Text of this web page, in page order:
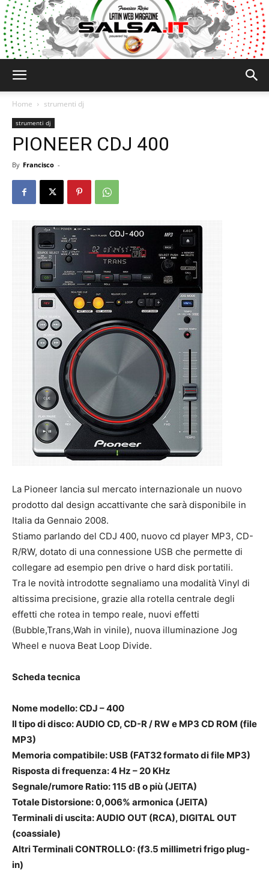
Home strumenti dj
strumenti dj
PIONEER CDJ 400
By Francisco -
La Pioneer lancia sul mercato internazionale un nuovo
prodotto dal design accattivante che sarà disponibile in
Italia da Gennaio 2008.
Stiamo parlando del CDJ 400, nuovo cd player MP3, CD-
R/RW, dotato di una connessione USB che permette di
collegare ad esempio pen drive o hard disk portatili.
Tra le novità introdotte segnaliamo una modalità Vinyl di
altissima precisione, grazie alla rotella centrale degli
effetti che rotea in tempo reale, nuovi effetti
(Bubble,Trans,Wah in vinile), nuova illuminazione Jog
Wheel e nuova Beat Loop Divide.
Scheda tecnica
Nome modello: CDJ – 400
Il tipo di disco: AUDIO CD, CD-R / RW e MP3 CD ROM (file
MP3)
Memoria compatibile: USB (FAT32 formato di file MP3)
Risposta di frequenza: 4 Hz – 20 KHz
Segnale/rumore Ratio: 115 dB o più (JEITA)
Totale Distorsione: 0,006% armonica (JEITA)
Terminali di uscita: AUDIO OUT (RCA), DIGITAL OUT
(coassiale)
Altri Terminali CONTROLLO: (f3.5 millimetri frigo plug-
in)